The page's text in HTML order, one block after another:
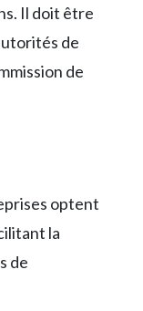
Il doit être
de
de
optent
la
de